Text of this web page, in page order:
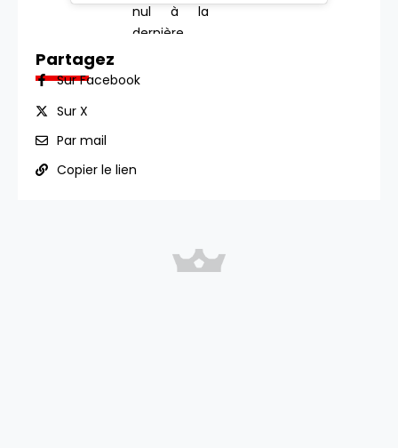
nul à la
dernière
face aux
Partagez
Sur Facebook
Sur X
Par mail
Copier le lien